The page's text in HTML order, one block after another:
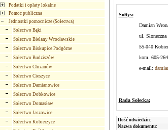
Podatki i opłaty lokalne
Pomoc publiczna
Jednostki pomocnicze (Sołectwa)
Sołectwo Bąki
Sołectwo Bielany Wrocławskie
Sołectwo Biskupice Podgórne
Sołectwo Budziszów
Sołectwo Chrzanów
Sołectwo Cieszyce
Sołectwo Damianowice
Sołectwo Dobkowice
Sołectwo Domasław
Sołectwo Jaszowice
Sołectwo Kobierzyce
Sołtys:
Damian
ul. Słoneczna
55-040
kom. 605-
e-mail:
Rada Sołecka:
Ilość odwiedzin:
Nazwa dokumentu: